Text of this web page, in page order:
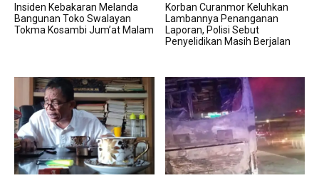
Insiden Kebakaran Melanda
Bangunan Toko Swalayan
Tokma Kosambi Jum’at Malam
Korban Curanmor Keluhkan
Lambannya Penanganan
Laporan, Polisi Sebut
Penyelidikan Masih Berjalan